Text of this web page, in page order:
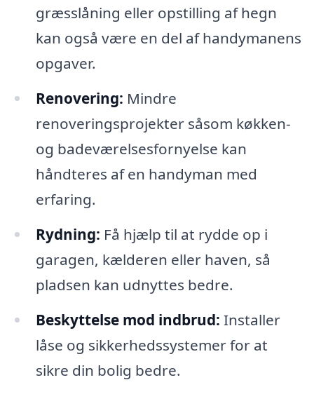
græsslåning eller opstilling af hegn
kan også være en del af handymanens
opgaver.
Renovering: Mindre
renoveringsprojekter såsom køkken-
og badeværelsesfornyelse kan
håndteres af en handyman med
erfaring.
Rydning: Få hjælp til at rydde op i
garagen, kælderen eller haven, så
pladsen kan udnyttes bedre.
Beskyttelse mod indbrud: Installer
låse og sikkerhedssystemer for at
sikre din bolig bedre.